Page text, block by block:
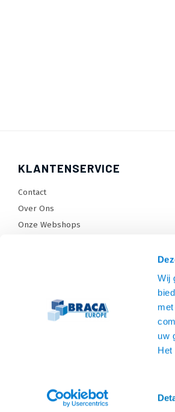
Wij
uw
Het
KLANTENSERVICE
Contact
Over Ons
Onze Webshops
Betaalmethoden en voorwaarden
Privacy policy
© Copyright 2026 Beugels en Meer - Theme by